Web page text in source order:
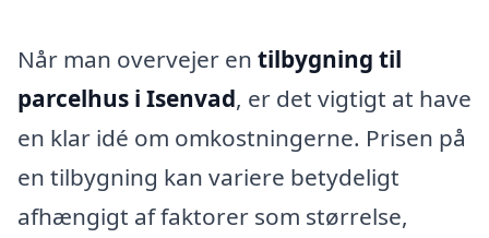
Når man overvejer en tilbygning til
parcelhus i Isenvad, er det vigtigt at have
en klar idé om omkostningerne. Prisen på
en tilbygning kan variere betydeligt
afhængigt af faktorer som størrelse,